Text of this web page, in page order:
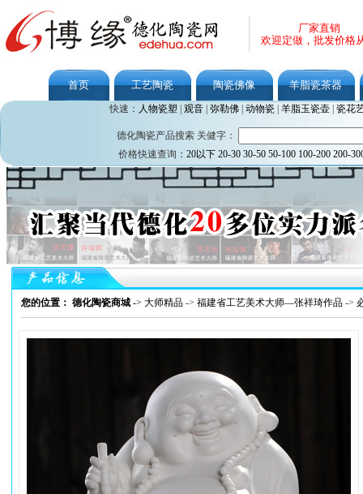
厂家直销
欢迎定做，批发价格
首页 工艺陶瓷 陶瓷佛像 羊脂瓷茶器
快速： 人物瓷塑 观音| 弥勒佛| 动物瓷| 羊脂玉瓷壶| 瓷花
德化陶瓷产品搜索 关健字：
价格快速查询： 20以下 20-30 30-50 50-100 100-200 200-
您的位置： 德化陶瓷商城 -> 大师精品 -> 福建省工艺美术大师—张祥琦作品 ->